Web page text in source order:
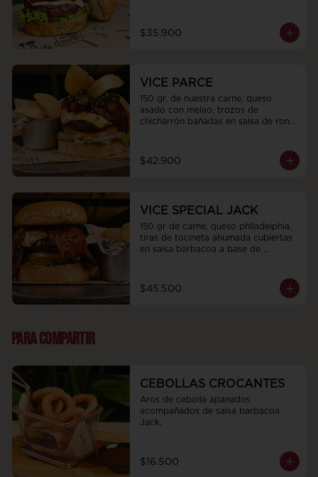
fresca
$35.900
VICE PARCE
150 gr. de nuestra carne, queso
asado con melao, trozos de
chicharrón bañadas en salsa de ron
cebollín y chips de plátano.
$42.900
VICE SPECIAL JACK
150 gr de carne, queso philadelphia,
tiras de tocineta ahumada cubiertas
en salsa barbacoa a base de
fresca.
$45.500
PARA COMPARTIR
CEBOLLAS CROCANTES
Aros de cebolla apanados
acompañados de salsa barbacoa
Jack.
$16.500